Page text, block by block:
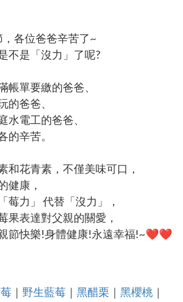
各位爸爸辛苦了~
不是「沒力」了呢?
帳單要繳的爸爸、
的爸爸、
水電工的爸爸、
的辛苦。
和花青素，不僅美味可口，
健康，
莓力」 代替「沒力」，
果表達對父親的關愛，
節快樂!身體健康!永遠幸福!~❤️❤️
｜ 野生藍莓 ｜ 黑醋栗 ｜ 黑櫻桃 ｜